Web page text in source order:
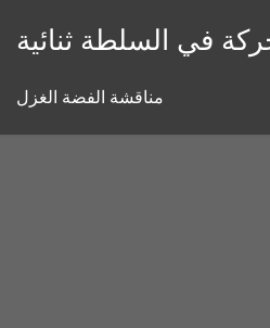
في السلطة ثنائية
مناقشة الفضة الغزل